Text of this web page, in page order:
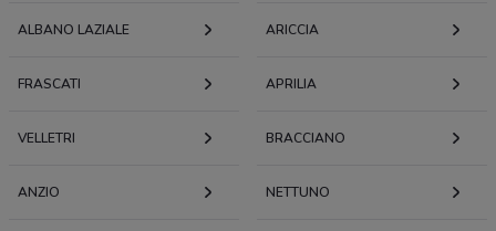
ALBANO LAZIALE ARICCIA
FRASCATI APRILIA
VELLETRI BRACCIANO
ANZIO NETTUNO